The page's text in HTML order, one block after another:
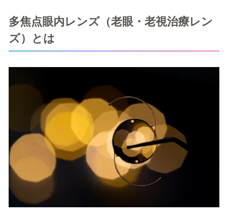
多焦点眼内レンズ（老眼・老視治療レン
ズ）とは